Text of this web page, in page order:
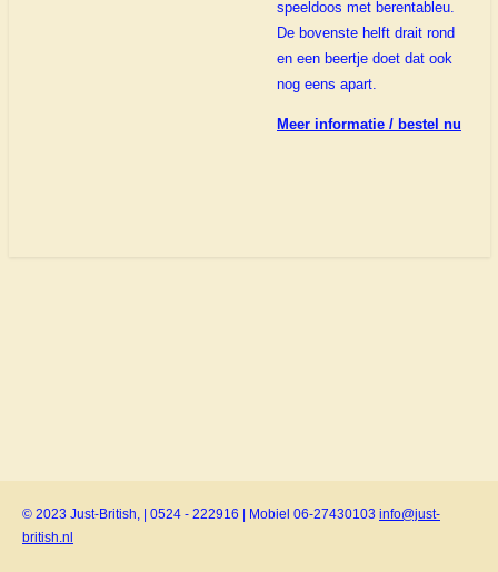
speeldoos met berentableu.
De bovenste helft drait rond
en een beertje doet dat ook
nog eens apart.
Meer informatie / bestel nu
© 2023 Just-British, | 0524 - 222916 | Mobiel 06-27430103 info@just-
british.nl